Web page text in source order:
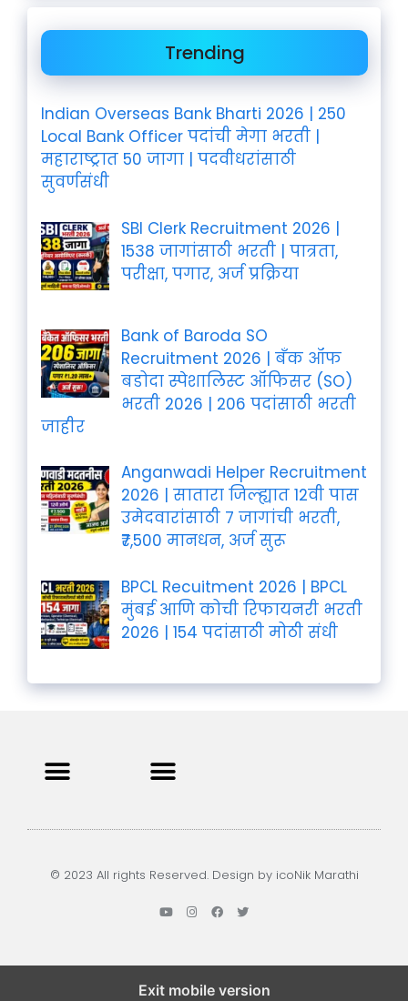
Trending
Indian Overseas Bank Bharti 2026 | 250
Local Bank Officer पदांची मेगा भरती |
महाराष्ट्रात 50 जागा | पदवीधरांसाठी
सुवर्णसंधी
SBI Clerk Recruitment 2026 |
1538 जागांसाठी भरती | पात्रता,
परीक्षा, पगार, अर्ज प्रक्रिया
Bank of Baroda SO
Recruitment 2026 | बँक ऑफ
बडोदा स्पेशालिस्ट ऑफिसर (SO)
भरती 2026 | 206 पदांसाठी भरती
जाहीर
Anganwadi Helper Recruitment
2026 | सातारा जिल्ह्यात 12वी पास
उमेदवारांसाठी 7 जागांची भरती,
₹7,500 मानधन, अर्ज सुरू
BPCL Recuitment 2026 | BPCL
मुंबई आणि कोची रिफायनरी भरती
2026 | 154 पदांसाठी मोठी संधी
© 2023 All rights Reserved. Design by icoNik Marathi
Exit mobile version